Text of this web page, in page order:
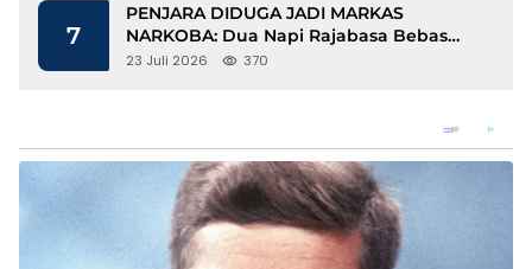
7
PENJARA DIDUGA JADI MARKAS
NARKOBA: Dua Napi Rajabasa Bebas
Gunakan HP, Muncul Dugaan
23 Juli 2026 370